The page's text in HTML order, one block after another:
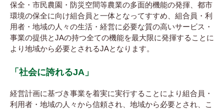
保全・市民農園・防災空間等農業の多面的機能の発揮、都市
環境の保全に向け組合員と一体となってすすめ、組合員・利
用者・地域の人々の生活・経営に必要な質の高いサービス・
事業の提供とJAの持つ全ての機能を最大限に発揮することに
より地域から必要とされるJAとなります。
「社会に誇れるJA」
経営計画に基づき事業を着実に実行することにより組合員・
利用者・地域の人々から信頼され、地域から必要とされ、こ